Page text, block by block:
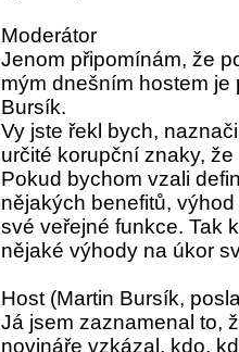
Moderátor
Jenom připomínám, že
mým dnešním hostem
Bursík.
Vy jste řekl bych,
určité korupční znaky,
Pokud bychom vzali
nějakých benefitů,
své veřejné funkce. Tak
nějaké výhody na úkor
Host (Martin Bursík,
Já jsem zaznamenal to,
novináře vzkázal, kdo,